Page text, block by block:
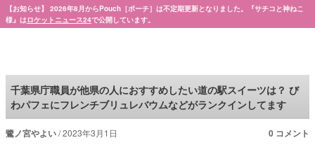
【お知らせ】 2026年8月からPouch［ポーチ］は不定期更新となりました。『サチコと神ねこ
様』はロケットニュース24で公開しています。
千葉県庁職員が他県の人におすすめしたい道の駅スイーツは？ び
わパフェにフレンチブリュレバウムなどがランクインしてます
鷺ノ宮やよい 2023年3月1日 0 コメント